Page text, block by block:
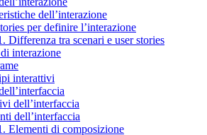
dell’interazione
per definire l’interazione
Differenza tra scenari e user stories
interazione
interattivi
dell’interfaccia
dell’interfaccia
Elementi di composizione